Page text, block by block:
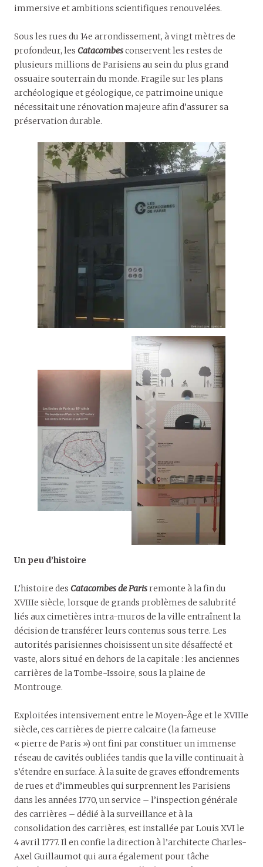
immersive et ambitions scientifiques renouvelées.
Sous les rues du 14e arrondissement, à vingt mètres de
profondeur, les Catacombesconservent les restes de
plusieurs millions de Parisiens au sein du plus grand
ossuaire souterrain du monde. Fragile sur les plans
archéologique et géologique, ce patrimoine unique
nécessitait une rénovation majeure afin d’assurer sa
préservation durable.
Un peu d’histoire
L’histoire des Catacombes de Parisremonte à la fin du
XVIIIe siècle, lorsque de grands problèmes de salubrité
liés aux cimetières intra-muros de la ville entraînent la
décision de transférer leurs contenus sous terre. Les
autorités parisiennes choisissent un site désaffecté et
vaste, alors situé en dehors de la capitale : les anciennes
carrières de la Tombe-Issoire, sous la plaine de
Montrouge.
Exploitées intensivement entre le Moyen-Âge et le XVIIIe
siècle, ces carrières de pierre calcaire (la fameuse
« pierre de Paris ») ont fini par constituer un immense
réseau de cavités oubliées tandis que la ville continuait à
s’étendre en surface. À la suite de graves effondrements
de rues et d’immeubles qui surprennent les Parisiens
dans les années 1770, un service – l’inspection générale
des carrières – dédié à la surveillance et à la
consolidation des carrières, est installée par Louis XVI le
4 avril 1777. Il en confie la direction à l’architecte Charles-
Axel Guillaumot qui aura également pour tâche